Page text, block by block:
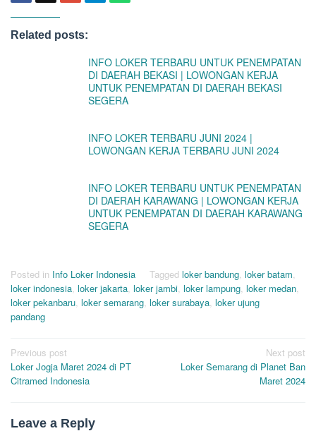
Related posts:
INFO LOKER TERBARU UNTUK PENEMPATAN
DI DAERAH BEKASI | LOWONGAN KERJA
UNTUK PENEMPATAN DI DAERAH BEKASI
SEGERA
INFO LOKER TERBARU JUNI 2024 |
LOWONGAN KERJA TERBARU JUNI 2024
INFO LOKER TERBARU UNTUK PENEMPATAN
DI DAERAH KARAWANG | LOWONGAN KERJA
UNTUK PENEMPATAN DI DAERAH KARAWANG
SEGERA
Posted in Info Loker Indonesia Tagged loker bandung, loker batam,
loker indonesia, loker jakarta, loker jambi, loker lampung, loker medan,
loker pekanbaru, loker semarang, loker surabaya, loker ujung
pandang
Post
navigation
Previous post
Loker Jogja Maret 2024 di PT
Citramed Indonesia
Next post
Loker Semarang di Planet Ban
Maret 2024
Leave a Reply